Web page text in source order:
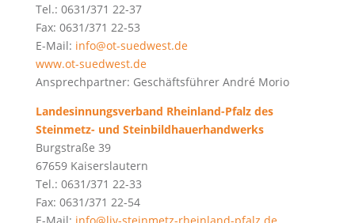
Tel.: 0631/371 22-37
Fax: 0631/371 22-53
E-Mail: info@ot-suedwest.de
www.ot-suedwest.de
Ansprechpartner: Geschäftsführer André Morio
Landesinnungsverband Rheinland-Pfalz des
Steinmetz- und Steinbildhauerhandwerks
Burgstraße 39
67659 Kaiserslautern
Tel.: 0631/371 22-33
Fax: 0631/371 22-54